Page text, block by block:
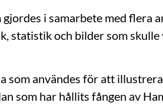
gjordes i samarbete med flera
statistik och bilder som skulle
som användes för att
som har hållits fången av